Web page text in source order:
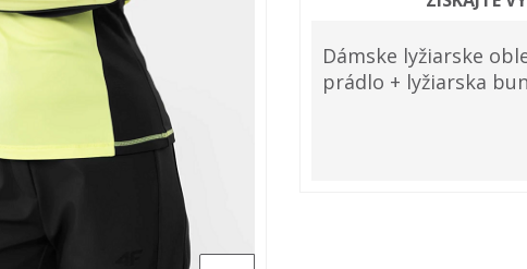
Dámske lyžiarske
prádlo + lyžiarska